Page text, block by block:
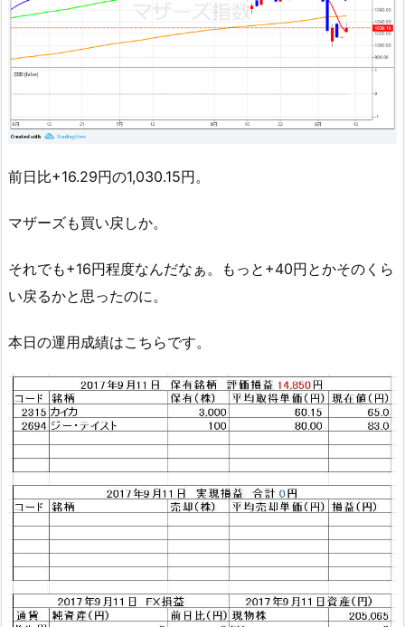
前日比+16.29円の1,030.15円。
マザーズも買い戻しか。
それでも+16円程度なんだなぁ。もっと+40円とかそのくら
い戻るかと思ったのに。
本日の運用成績はこちらです。